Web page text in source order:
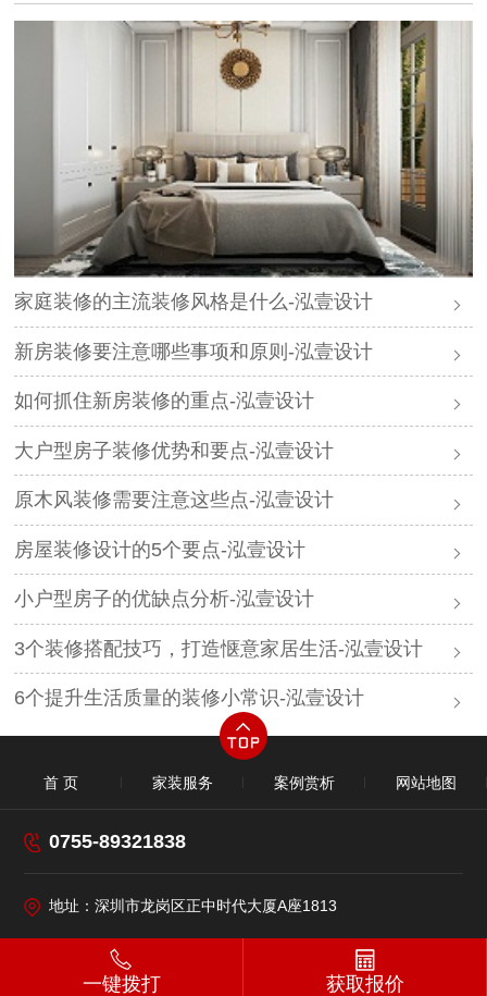
家庭装修的主流装修风格是什么-泓壹设计
新房装修要注意哪些事项和原则-泓壹设计
如何抓住新房装修的重点-泓壹设计
大户型房子装修优势和要点-泓壹设计
原木风装修需要注意这些点-泓壹设计
房屋装修设计的5个要点-泓壹设计
小户型房子的优缺点分析-泓壹设计
3个装修搭配技巧，打造惬意家居生活-泓壹设计
6个提升生活质量的装修小常识-泓壹设计​
首 页 家装服务 案例赏析 网站地图
0755-89321838
地址：深圳市龙岗区正中时代大厦A座1813
一键拨打 获取报价